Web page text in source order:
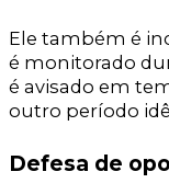
Ele também é
é monitorado
é avisado em
outro período
Defesa de